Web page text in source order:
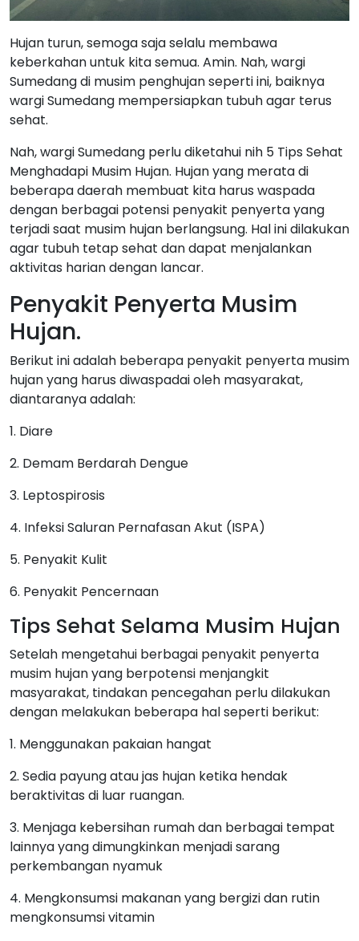
Hujan turun, semoga saja selalu membawa
keberkahan untuk kita semua. Amin. Nah, wargi
Sumedang di musim penghujan seperti ini, baiknya
wargi Sumedang mempersiapkan tubuh agar terus
sehat.
Nah, wargi Sumedang perlu diketahui nih 5 Tips Sehat
Menghadapi Musim Hujan. Hujan yang merata di
beberapa daerah membuat kita harus waspada
dengan berbagai potensi penyakit penyerta yang
terjadi saat musim hujan berlangsung. Hal ini dilakukan
agar tubuh tetap sehat dan dapat menjalankan
aktivitas harian dengan lancar.
Penyakit Penyerta Musim
Hujan.
Berikut ini adalah beberapa penyakit penyerta musim
hujan yang harus diwaspadai oleh masyarakat,
diantaranya adalah:
1. Diare
2. Demam Berdarah Dengue
3. Leptospirosis
4. Infeksi Saluran Pernafasan Akut (ISPA)
5. Penyakit Kulit
6. Penyakit Pencernaan
Tips Sehat Selama Musim Hujan
Setelah mengetahui berbagai penyakit penyerta
musim hujan yang berpotensi menjangkit
masyarakat, tindakan pencegahan perlu dilakukan
dengan melakukan beberapa hal seperti berikut:
1. Menggunakan pakaian hangat
2. Sedia payung atau jas hujan ketika hendak
beraktivitas di luar ruangan.
3. Menjaga kebersihan rumah dan berbagai tempat
lainnya yang dimungkinkan menjadi sarang
perkembangan nyamuk
4. Mengkonsumsi makanan yang bergizi dan rutin
mengkonsumsi vitamin